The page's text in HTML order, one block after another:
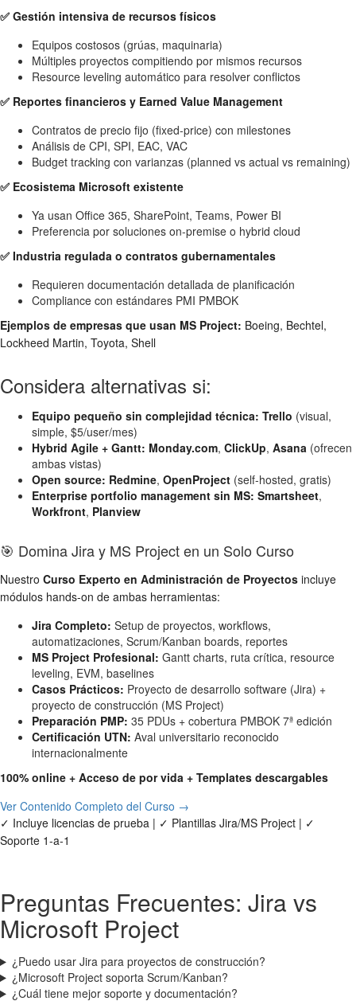
✅ Gestión intensiva de recursos físicos
Equipos costosos (grúas, maquinaria)
Múltiples proyectos compitiendo por mismos recursos
Resource leveling automático para resolver conflictos
✅ Reportes financieros y Earned Value Management
Contratos de precio fijo (fixed-price) con milestones
Análisis de CPI, SPI, EAC, VAC
Budget tracking con varianzas (planned vs actual vs remaining)
✅ Ecosistema Microsoft existente
Ya usan Office 365, SharePoint, Teams, Power BI
Preferencia por soluciones on-premise o hybrid cloud
✅ Industria regulada o contratos gubernamentales
Requieren documentación detallada de planificación
Compliance con estándares PMI PMBOK
Ejemplos de empresas que usan MS Project: Boeing, Bechtel,
Lockheed Martin, Toyota, Shell
Considera alternativas si:
Equipo pequeño sin complejidad técnica: Trello (visual,
simple, $5/user/mes)
Hybrid Agile + Gantt: Monday.com, ClickUp, Asana (ofrecen
ambas vistas)
Open source: Redmine, OpenProject (self-hosted, gratis)
Enterprise portfolio management sin MS: Smartsheet,
Workfront, Planview
🎯 Domina Jira y MS Project en un Solo Curso
Nuestro Curso Experto en Administración de Proyectos incluye
módulos hands-on de ambas herramientas:
Jira Completo: Setup de proyectos, workflows,
automatizaciones, Scrum/Kanban boards, reportes
MS Project Profesional: Gantt charts, ruta crítica, resource
leveling, EVM, baselines
Casos Prácticos: Proyecto de desarrollo software (Jira) +
proyecto de construcción (MS Project)
Preparación PMP: 35 PDUs + cobertura PMBOK 7ª edición
Certificación UTN: Aval universitario reconocido
internacionalmente
100% online + Acceso de por vida + Templates descargables
Ver Contenido Completo del Curso →
✓ Incluye licencias de prueba | ✓ Plantillas Jira/MS Project | ✓
Soporte 1-a-1
Preguntas Frecuentes: Jira vs
Microsoft Project
¿Puedo usar Jira para proyectos de construcción?
¿Microsoft Project soporta Scrum/Kanban?
¿Cuál tiene mejor soporte y documentación?